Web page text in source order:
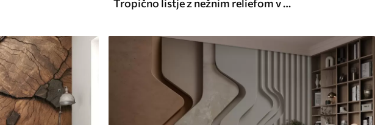
Tropično listje z nežnim reliefom v toplih bež odtenkih